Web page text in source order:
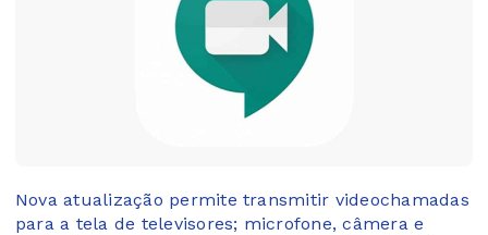
Nova atualização permite transmitir videochamadas
para a tela de televisores; microfone, câmera e